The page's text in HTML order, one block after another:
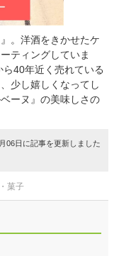
。洋酒をきかせたケ
ティングしていま
40年近く売れている
少し嬉しくなってし
ーヌ』の美味しさの
06日に記事を更新しました
菓子